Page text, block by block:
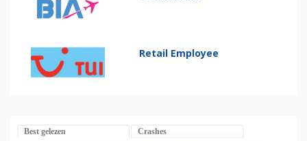
Retail Employee
Best gelezen Crashes